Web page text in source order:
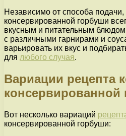
Независимо от способа подачи,
консервированной горбуши
вкусным и питательным
с различными гарнирами и
варьировать их вкус и
для любого случая.
Вариации рецепта
консервированной
Вот несколько вариаций
консервированной горбуши: